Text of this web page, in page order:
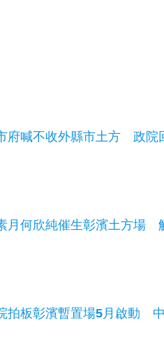
府喊不收外縣市土方 政院
月何欣純催生彰濱土方場
拍板彰濱暫置場5月啟動